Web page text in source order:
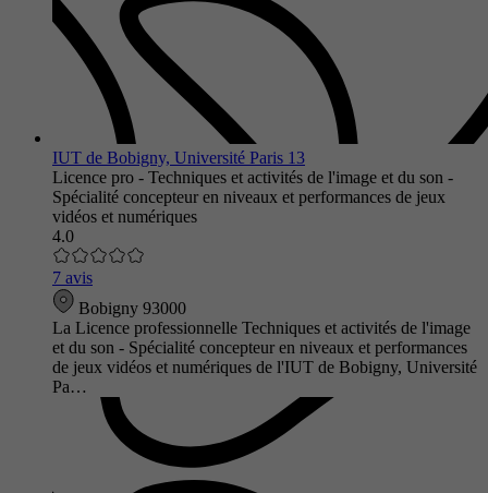
IUT de Bobigny, Université Paris 13
Licence pro - Techniques et activités de l'image et du son -
Spécialité concepteur en niveaux et performances de jeux
vidéos et numériques
4.0
7 avis
Bobigny 93000
La Licence professionnelle Techniques et activités de l'image
et du son - Spécialité concepteur en niveaux et performances
de jeux vidéos et numériques de l'IUT de Bobigny, Université
Pa…